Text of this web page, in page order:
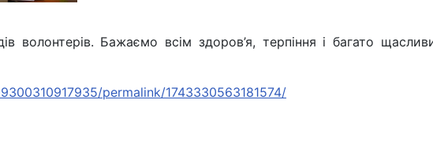
волонтерів. Бажаємо всім здоров’я, терпіння і багато
permalink/1743330563181574/
спосіб життя.